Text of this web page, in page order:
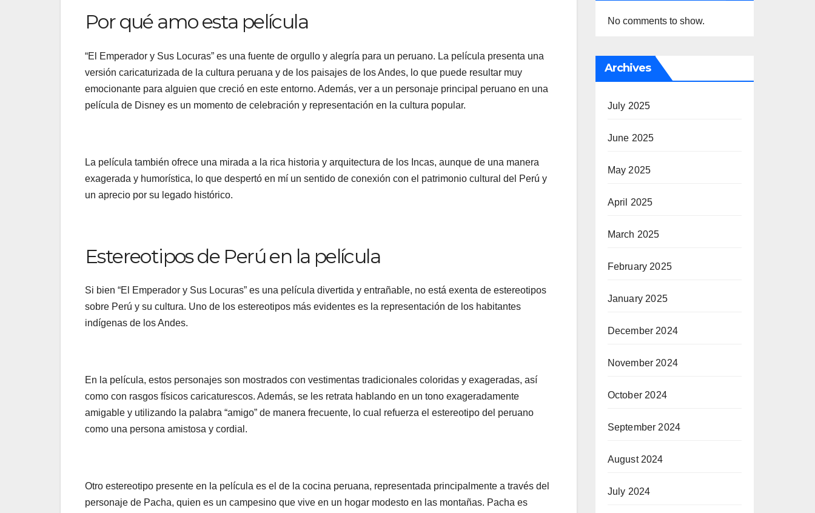
Por qué amo esta película
“El Emperador y Sus Locuras” es una fuente de orgullo y alegría para un peruano. La película presenta una
versión caricaturizada de la cultura peruana y de los paisajes de los Andes, lo que puede resultar muy
emocionante para alguien que creció en este entorno. Además, ver a un personaje principal peruano en una
película de Disney es un momento de celebración y representación en la cultura popular.
La película también ofrece una mirada a la rica historia y arquitectura de los Incas, aunque de una manera
exagerada y humorística, lo que despertó en mí un sentido de conexión con el patrimonio cultural del Perú y
un aprecio por su legado histórico.
Estereotipos de Perú en la película
Si bien “El Emperador y Sus Locuras” es una película divertida y entrañable, no está exenta de estereotipos
sobre Perú y su cultura. Uno de los estereotipos más evidentes es la representación de los habitantes
indígenas de los Andes.
En la película, estos personajes son mostrados con vestimentas tradicionales coloridas y exageradas, así
como con rasgos físicos caricaturescos. Además, se les retrata hablando en un tono exageradamente
amigable y utilizando la palabra “amigo” de manera frecuente, lo cual refuerza el estereotipo del peruano
como una persona amistosa y cordial.
Otro estereotipo presente en la película es el de la cocina peruana, representada principalmente a través del
personaje de Pacha, quien es un campesino que vive en un hogar modesto en las montañas. Pacha es
No comments to show.
Archives
July 2025
June 2025
May 2025
April 2025
March 2025
February 2025
January 2025
December 2024
November 2024
October 2024
September 2024
August 2024
July 2024